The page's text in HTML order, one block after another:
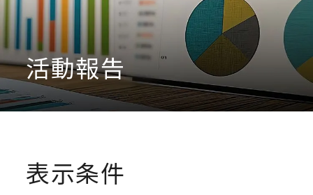
活動報告
表示条件